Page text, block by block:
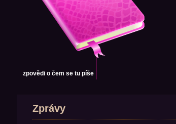
zpovědi o čem se tu píše
Zprávy